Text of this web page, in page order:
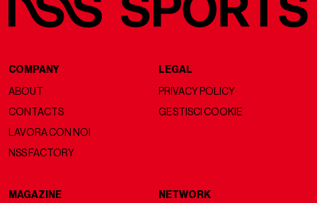
COMPANY
ABOUT
CONTACTS
LAVORA CON NOI
NSS FACTORY
LEGAL
PRIVACY POLICY
GESTISCI COOKIE
MAGAZINE NETWORK